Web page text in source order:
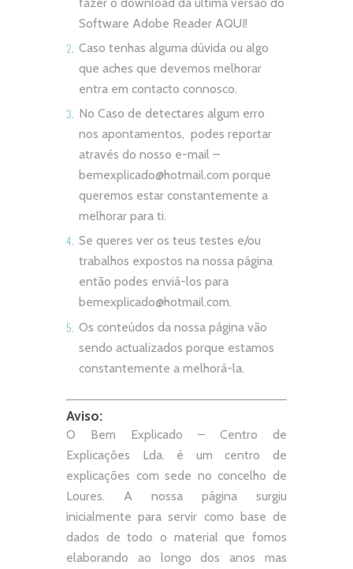
Software Adobe Reader AQUI!
Caso tenhas alguma dúvida ou algo
que aches que devemos melhorar
entra em contacto connosco.
No Caso de detectares algum erro
nos apontamentos, podes reportar
através do nosso e-mail –
bemexplicado@hotmail.com porque
queremos estar constantemente a
melhorar para ti.
Se queres ver os teus testes e/ou
trabalhos expostos na nossa página
então podes enviá-los para
bemexplicado@hotmail.com.
Os conteúdos da nossa página vão
sendo actualizados porque estamos
constantemente a melhorá-la.
Aviso:
O Bem Explicado – Centro de
Explicações Lda. é um centro de
explicações com sede no concelho de
Loures. A nossa página surgiu
inicialmente para servir como base de
dados de todo o material que fomos
elaborando ao longo dos anos mas